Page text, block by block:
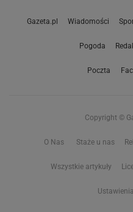
Gazeta.pl Wiadomości
Pogoda
Poczta
Copyright ©
O Nas Staże u nas
Wszystkie artykuły